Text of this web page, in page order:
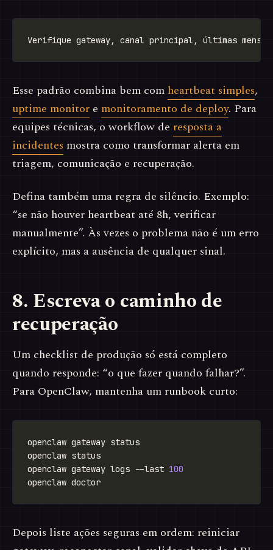
Esse padrão combina bem com heartbeat simples,
uptime monitor e monitoramento de deploy. Para
equipes técnicas, o workflow de resposta a
incidentes mostra como transformar alerta em
triagem, comunicação e recuperação.
Defina também uma regra de silêncio. Exemplo:
“se não houver heartbeat até 8h, verificar
manualmente”. Às vezes o problema não é um erro
explícito, mas a ausência de qualquer sinal.
8. Escreva o caminho de
recuperação
Um checklist de produção só está completo
quando responde: “o que fazer quando falhar?”.
Para OpenClaw, mantenha um runbook curto:
openclaw gateway logs --last 100
Depois liste ações seguras em ordem: reiniciar